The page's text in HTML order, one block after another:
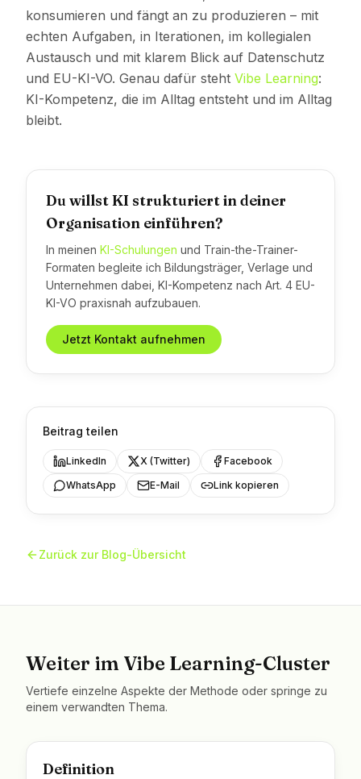
konsumieren und fängt an zu produzieren – mit
echten Aufgaben, in Iterationen, im kollegialen
Austausch und mit klarem Blick auf Datenschutz
und EU-KI-VO. Genau dafür steht Vibe Learning:
KI-Kompetenz, die im Alltag entsteht und im Alltag
bleibt.
Du willst KI strukturiert in deiner
Organisation einführen?
In meinen KI-Schulungen und Train-the-Trainer-
Formaten begleite ich Bildungsträger, Verlage und
Unternehmen dabei, KI-Kompetenz nach Art. 4 EU-
KI-VO praxisnah aufzubauen.
Jetzt Kontakt aufnehmen
Beitrag teilen
LinkedIn X (Twitter)
Facebook
WhatsApp
E-Mail Link kopieren
Zurück zur Blog-Übersicht
Weiter im Vibe Learning-Cluster
Vertiefe einzelne Aspekte der Methode oder springe zu
einem verwandten Thema.
Definition